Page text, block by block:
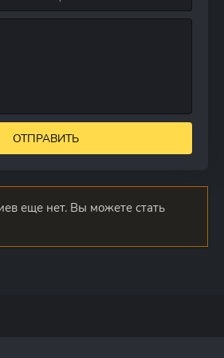
ОТПРАВИТЬ
еще нет. Вы можете стать